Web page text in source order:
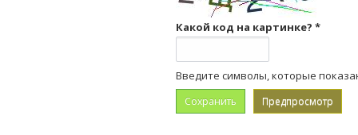
Какой код на картинке? *
Введите символы, которые